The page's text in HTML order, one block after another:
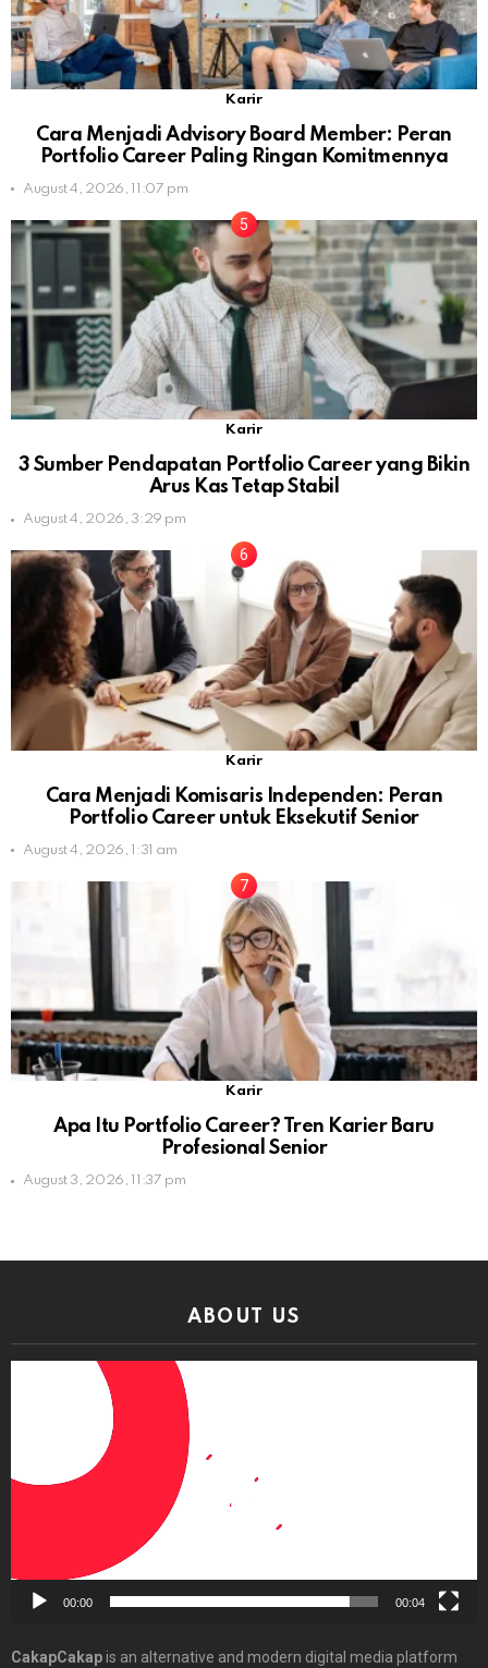
Karir
Cara Menjadi Advisory Board Member: Peran
Portfolio Career Paling Ringan Komitmennya
August 4, 2026, 11:07 pm
Karir
3 Sumber Pendapatan Portfolio Career yang Bikin
Arus Kas Tetap Stabil
August 4, 2026, 3:29 pm
Karir
Cara Menjadi Komisaris Independen: Peran
Portfolio Career untuk Eksekutif Senior
August 4, 2026, 1:31 am
Karir
Apa Itu Portfolio Career? Tren Karier Baru
Profesional Senior
August 3, 2026, 11:37 pm
ABOUT US
00:00 00:04
CakapCakapis an alternative and modern digital media platform